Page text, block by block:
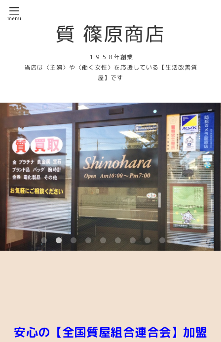
質 篠原商店
１９５８年創業
当店は〈主婦〉や〈働く女性〉を応援している【生活改善質
屋】です
安心の【全国質屋組合連合会】加盟